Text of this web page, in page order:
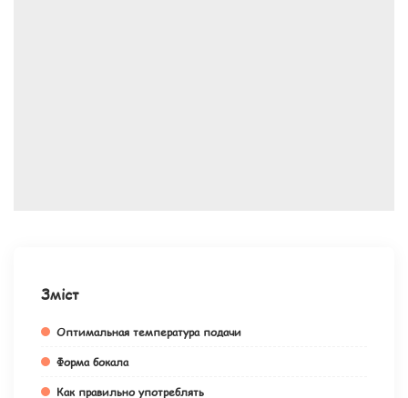
Зміст
Оптимальная температура подачи
Форма бокала
Как правильно употреблять